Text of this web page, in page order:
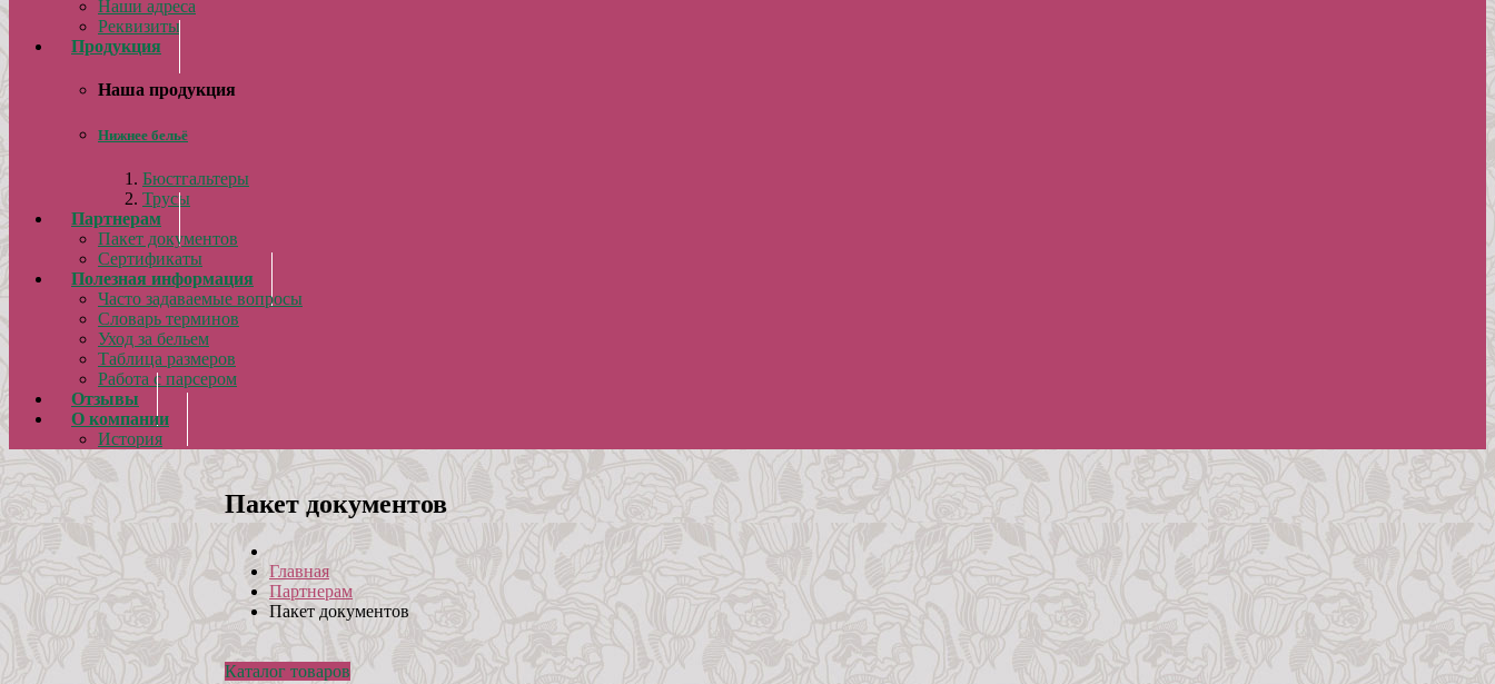
Наши адреса
Реквизиты
Продукция
Наша продукция
Нижнее бельё
Бюстгальтеры
Трусы
Партнерам
Пакет документов
Сертификаты
Полезная информация
Часто задаваемые вопросы
Словарь терминов
Уход за бельем
Таблица размеров
Работа с парсером
Отзывы
О компании
История
Пакет документов
Главная
Партнерам
Пакет документов
Каталог товаров